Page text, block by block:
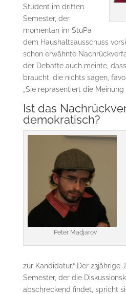
Student im dritten
Semester, der
momentan im StuPa
dem Haushaltsausschuss
schon erwähnte
der Debatte auch meinte,
braucht, die nichts sagen,
„Sie repräsentiert die
Ist das
demokratisch?
Peter Madjarov
zur Kandidatur.“ Der
Semester, der die
abschreckend findet, spricht